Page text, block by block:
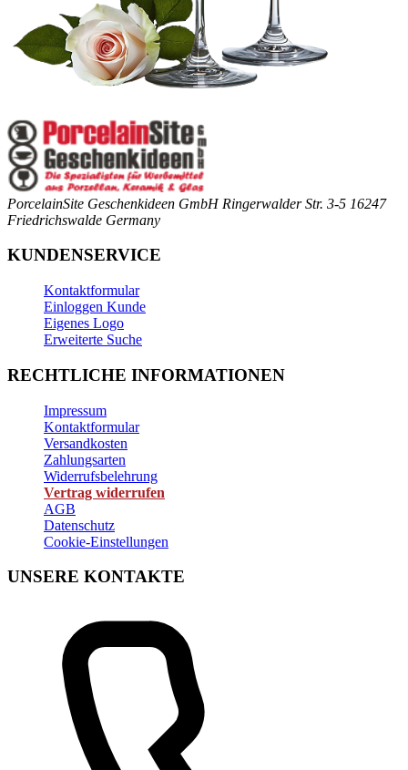
PorcelainSite Geschenkideen GmbH Ringerwalder Str. 3-5 16247
Friedrichswalde Germany
KUNDENSERVICE
Kontaktformular
Einloggen Kunde
Eigenes Logo
Erweiterte Suche
RECHTLICHE INFORMATIONEN
Impressum
Kontaktformular
Versandkosten
Zahlungsarten
Widerrufsbelehrung
Vertrag widerrufen
AGB
Datenschutz
Cookie-Einstellungen
UNSERE KONTAKTE